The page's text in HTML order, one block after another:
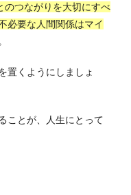
のつながりを大切にすべ
必要な人間関係はマイ
。
置くようにしましょ
ことが、人生にとって